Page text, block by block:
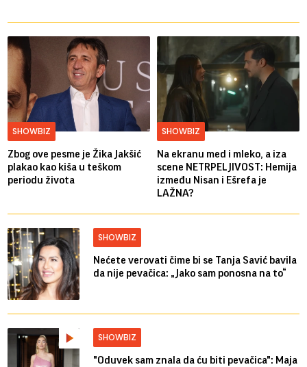
SHOWBIZ
Zbog ove pesme je Žika Jakšić
plakao kao kiša u teškom
periodu života
SHOWBIZ
Na ekranu med i mleko, a iza
scene NETRPELJIVOST: Hemija
između Nisan i Ešrefa je
LAŽNA?
SHOWBIZ
Nećete verovati čime bi se Tanja Savić bavila
da nije pevačica: „Jako sam ponosna na to“
SHOWBIZ
"Oduvek sam znala da ću biti pevačica": Maja